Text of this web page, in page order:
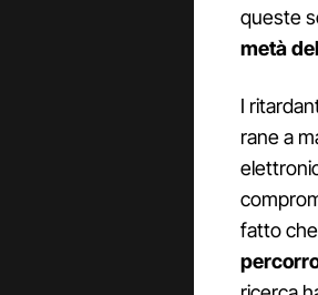
queste
metà
I
rane a
fatto